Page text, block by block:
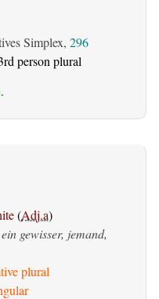
Simplex, 296
person plural
.
(Adj.a)
gewisser, jemand,
plural